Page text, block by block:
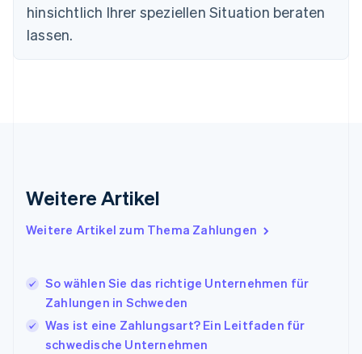
hinsichtlich Ihrer speziellen Situation beraten
lassen.
Weitere Artikel
Weitere Artikel zum Thema Zahlungen
So wählen Sie das richtige Unternehmen für
Zahlungen in Schweden
Was ist eine Zahlungsart? Ein Leitfaden für
schwedische Unternehmen
Finnland
Frankreich
FrançaisEnglish
English
Italien
Italiano English
English Français
Kroatien
EnglishItaliano
Lettland